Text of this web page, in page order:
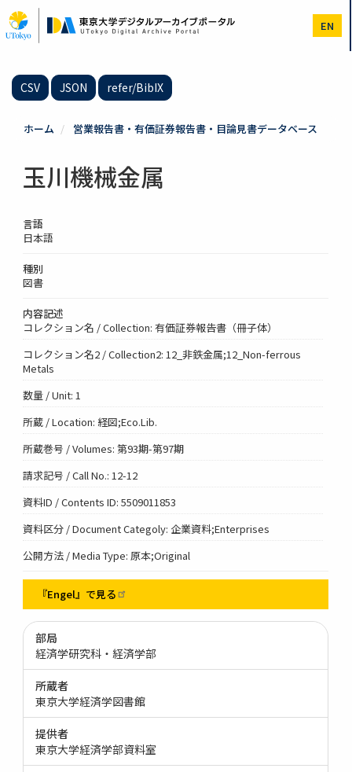
イ
ン
EN
CSV JSON refer/BibIX
ホーム 営業報告書・有価証券報告書・目論見書データベース
玉川機械金属
言語
日本語
種別
図書
内容記述
コレクション名 / Collection: 有価証券報告書（冊子体）
コレクション名2 / Collection2: 12_非鉄金属;12_Non-ferrous
Metals
数量 / Unit: 1
所蔵 / Location: 経図;Eco.Lib.
所蔵巻号 / Volumes: 第93期-第97期
請求記号 / Call No.: 12-12
資料ID / Contents ID: 5509011853
資料区分 / Document Categoly: 企業資料;Enterprises
公開方法 / Media Type: 原本;Original
『Engel』で見る
部局
経済学研究科・経済学部
所蔵者
東京大学経済学図書館
提供者
東京大学経済学部資料室